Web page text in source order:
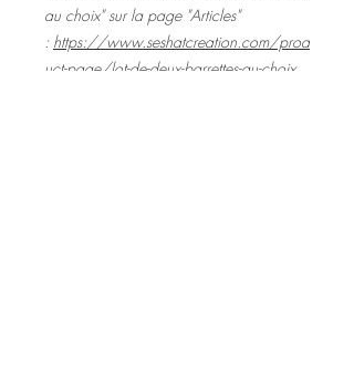
au choix" sur la page "Articles"
: https://www.seshatcreation.com/prod
uct-page/lot-de-deux-barrettes-au-choix